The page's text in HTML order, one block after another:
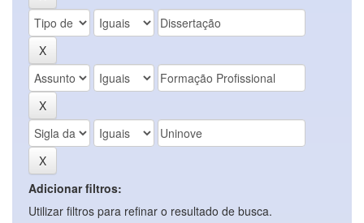
Adicionar filtros:
Utilizar filtros para refinar o resultado de busca.